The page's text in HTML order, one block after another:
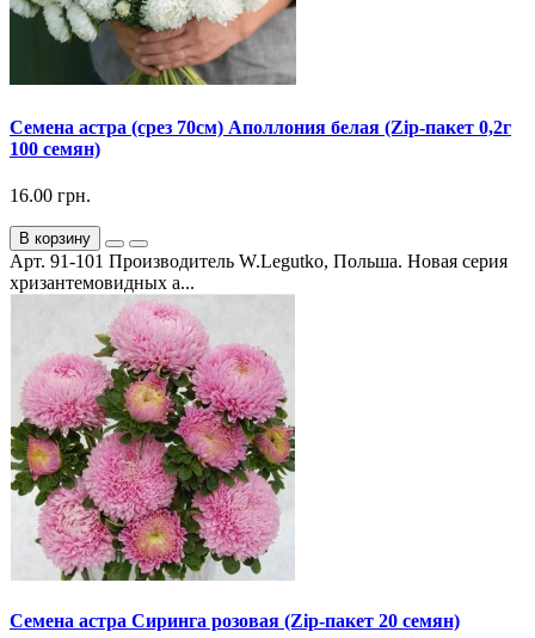
Семена астра (срез 70см) Аполлония белая (Zip-пакет 0,2г
100 семян)
16.00 грн.
В корзину
Арт. 91-101 Производитель W.Legutko, Польша. Новая серия
хризантемовидных а...
Семена астра Сиринга розовая (Zip-пакет 20 семян)